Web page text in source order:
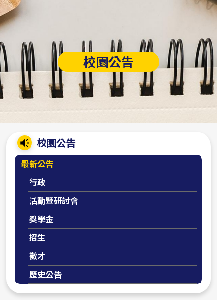
校園公告
校園公告
最新公告
行政
活動暨研討會
獎學金
招生
徵才
歷史公告